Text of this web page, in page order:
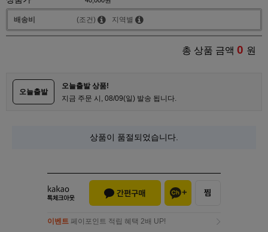
배송비 (조건) 지역별
총 상품 금액 0 원
오늘출발
오늘출발 상품!
지금 주문 시, 08/09(일) 발송 됩니다.
상품이 품절되었습니다.
이벤트 페이포인트 적립 혜택 2배 UP!